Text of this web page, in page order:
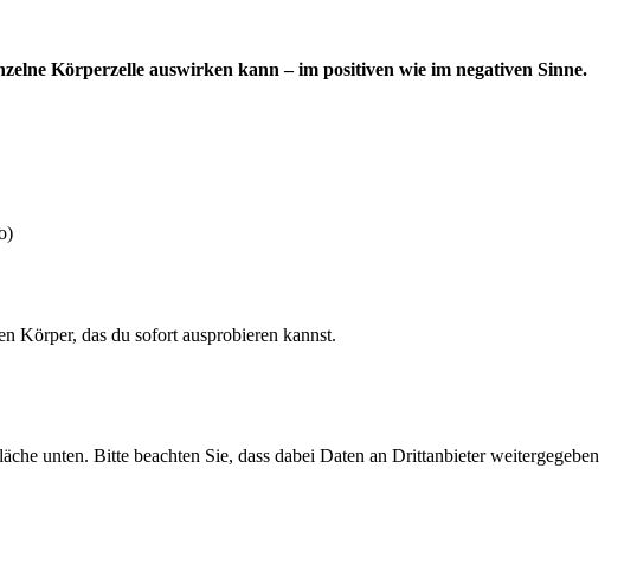
Körperzelle auswirken kann – im positiven wie im negativen Sinne.
Körper, das du sofort ausprobieren kannst.
unten. Bitte beachten Sie, dass dabei Daten an Drittanbieter weitergegeben